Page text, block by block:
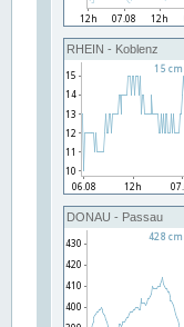
RHEIN - Koblenz
DONAU - Passau